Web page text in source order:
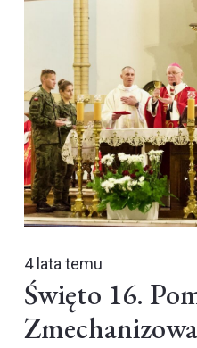
4 lata temu
Święto 16.